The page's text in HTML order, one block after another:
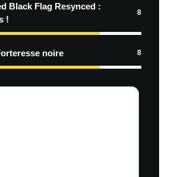
Black Flag Resynced :
!
8
noire 8